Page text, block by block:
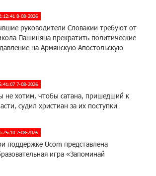
8-08-2026
руководители Словакии требуют от
Пашиняна прекратить политические
на Армянскую Апостольскую
7-08-2026
не хотим, чтобы сатана, пришедший к
судил христиан за их поступки
7-08-2026
поддержке Ucom представлена
игра «Запоминай